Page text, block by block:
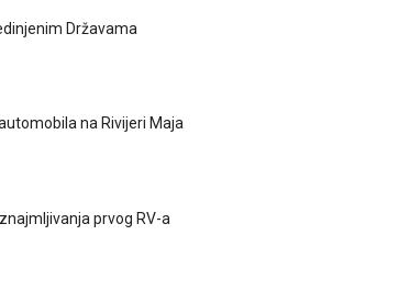
Državama
na Rivijeri Maja
prvog RV-a